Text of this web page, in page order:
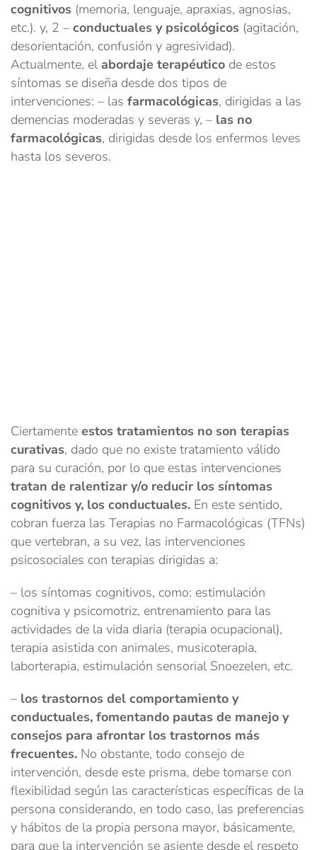
cognitivos (memoria, lenguaje, apraxias, agnosias,
etc.). y, 2 – conductuales y psicológicos (agitación,
desorientación, confusión y agresividad).
Actualmente, el abordaje terapéutico de estos
síntomas se diseña desde dos tipos de
intervenciones: – las farmacológicas, dirigidas a las
demencias moderadas y severas y, – las no
farmacológicas, dirigidas desde los enfermos leves
hasta los severos.
Ciertamente estos tratamientos no son terapias
curativas, dado que no existe tratamiento válido
para su curación, por lo que estas intervenciones
tratan de ralentizar y/o reducir los síntomas
cognitivos y, los conductuales. En este sentido,
cobran fuerza las Terapias no Farmacológicas (TFNs)
que vertebran, a su vez, las intervenciones
psicosociales con terapias dirigidas a:
– los síntomas cognitivos, como: estimulación
cognitiva y psicomotriz, entrenamiento para las
actividades de la vida diaria (terapia ocupacional),
terapia asistida con animales, musicoterapia,
laborterapia, estimulación sensorial Snoezelen, etc.
– los trastornos del comportamiento y
conductuales, fomentando pautas de manejo y
consejos para afrontar los trastornos más
frecuentes. No obstante, todo consejo de
intervención, desde este prisma, debe tomarse con
flexibilidad según las características específicas de la
persona considerando, en todo caso, las preferencias
y hábitos de la propia persona mayor, básicamente,
para que la intervención se asiente desde el respeto